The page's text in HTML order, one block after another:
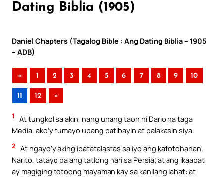
Dating Biblia (1905)
Daniel Chapters (Tagalog Bible : Ang Dating Biblia – 1905
– ADB)
« 1 2 3 4 5 6 7 8 9 10
11 12 »
1
At tungkol sa akin, nang unang taon ni Dario na taga
Media, ako’y tumayo upang patibayin at palakasin siya.
2 At ngayo’y aking ipatatalastas sa iyo ang katotohanan.
Narito, tatayo pa ang tatlong hari sa Persia; at ang ikaapat
ay magiging totoong mayaman kay sa kanilang lahat: at